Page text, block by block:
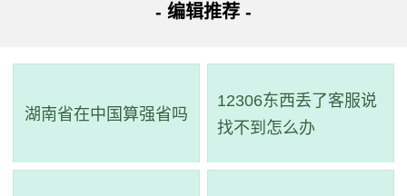
- 编辑推荐 -
湖南省在中国算强省吗
12306东西丢了客服说
找不到怎么办